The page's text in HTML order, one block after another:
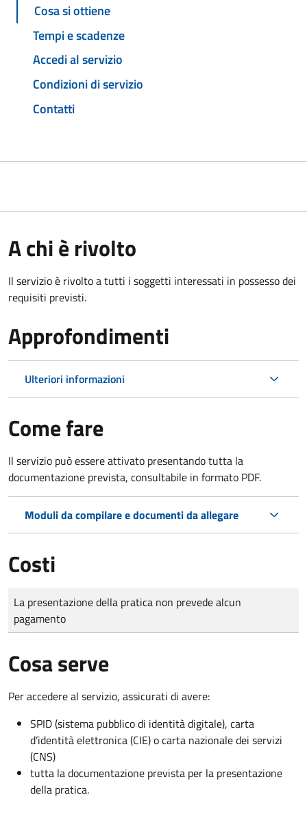
Cosa si ottiene
Tempi e scadenze
Accedi al servizio
Condizioni di servizio
Contatti
A chi è rivolto
Il servizio è rivolto a tutti i soggetti interessati in possesso dei
requisiti previsti.
Approfondimenti
Ulteriori informazioni
Come fare
Il servizio può essere attivato presentando tutta la
documentazione prevista, consultabile in formato PDF.
Moduli da compilare e documenti da allegare
Costi
Tipo di pagamento
Importo
La presentazione della pratica non prevede alcun
pagamento
Cosa serve
Per accedere al servizio, assicurati di avere:
SPID (sistema pubblico di identità digitale), carta
d’identità elettronica (CIE) o carta nazionale dei servizi
(CNS)
tutta la documentazione prevista per la presentazione
della pratica.